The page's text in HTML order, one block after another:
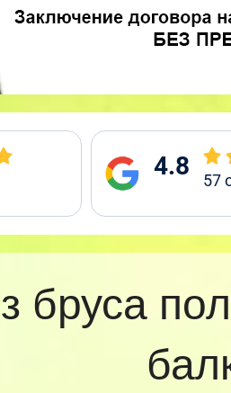
4.8 57
бруса